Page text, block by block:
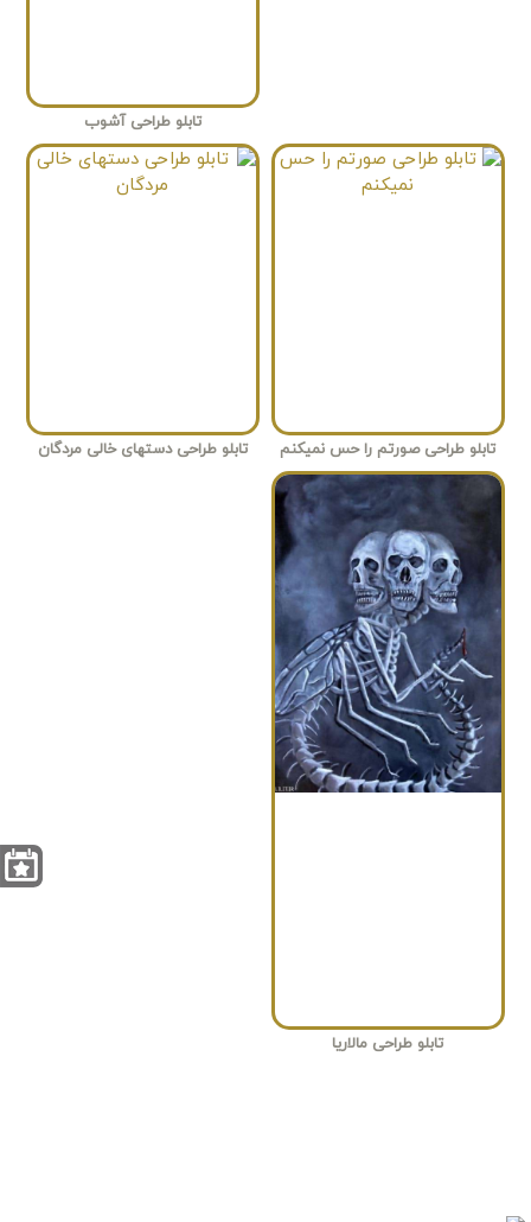
تابلو طراحی آشوب
تابلو طراحی صورتم را حس نمیکنم تابلو طراحی دستهای خالی مردگان
تابلو طراحی مالاریا